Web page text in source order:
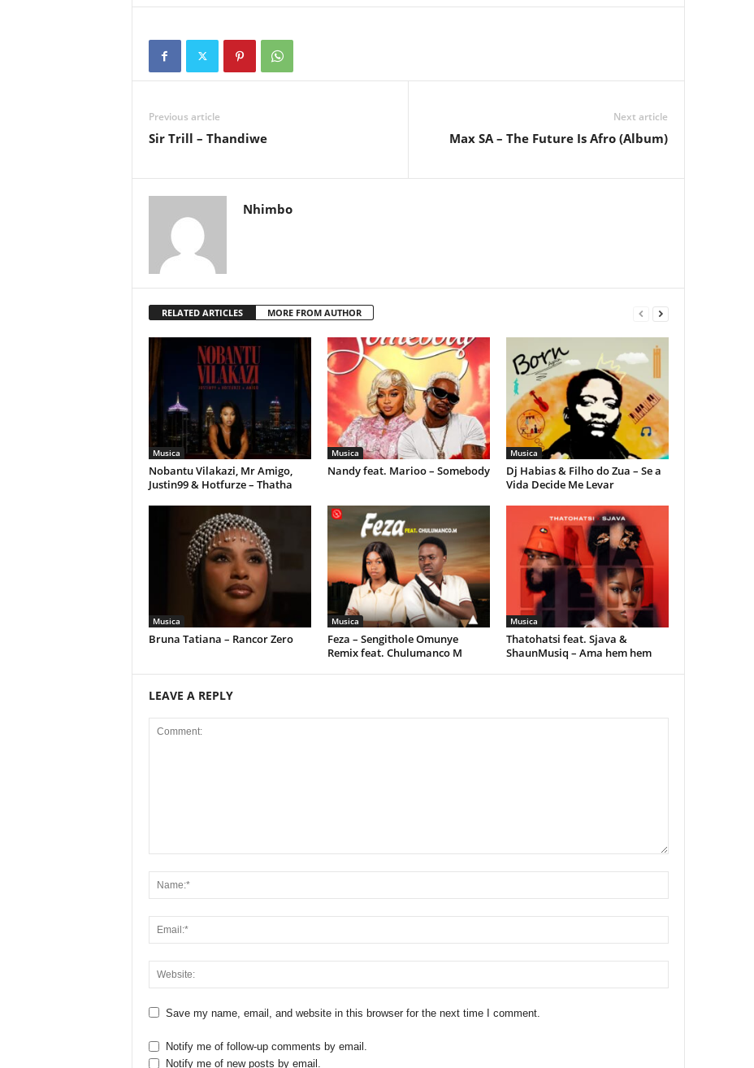
Previous article
Sir Trill – Thandiwe
Next article
Max SA – The Future Is Afro (Album)
Nhimbo
RELATED ARTICLES MORE FROM AUTHOR
Musica
Nobantu Vilakazi, Mr Amigo,
Justin99 & Hotfurze – Thatha
Musica
Nandy feat. Marioo – Somebody
Musica
Dj Habias & Filho do Zua – Se a
Vida Decide Me Levar
Musica
Bruna Tatiana – Rancor Zero
Musica
Feza – Sengithole Omunye
Remix feat. Chulumanco M
Musica
Thatohatsi feat. Sjava &
ShaunMusiq – Ama hem hem
LEAVE A REPLY
Save my name, email, and website in this browser for the next time I comment.
Notify me of follow-up comments by email.
Notify me of new posts by email.